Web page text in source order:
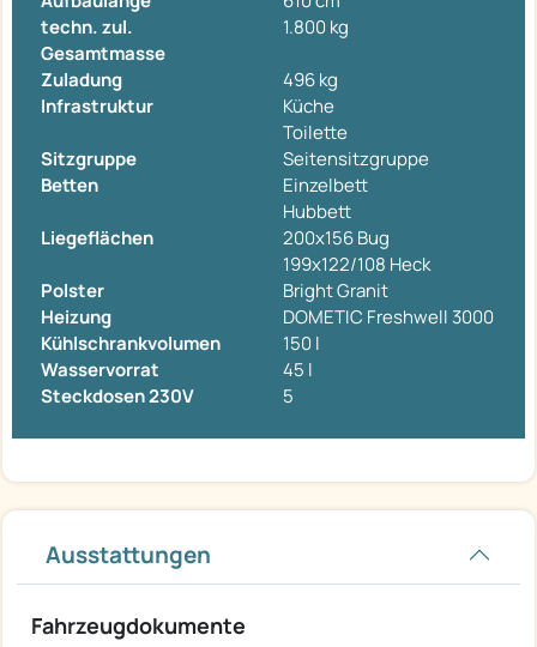
techn. zul.
Gesamtmasse
1.800 kg
Zuladung
496 kg
Infrastruktur
Küche
Toilette
Sitzgruppe
Seitensitzgruppe
Betten
Einzelbett
Hubbett
Liegeflächen
200x156 Bug
199x122/108 Heck
Polster
Bright Granit
Heizung
DOMETIC Freshwell 3000
Kühlschrankvolumen
150 l
Wasservorrat
45 l
Steckdosen 230V
5
Ausstattungen
Fahrzeugdokumente